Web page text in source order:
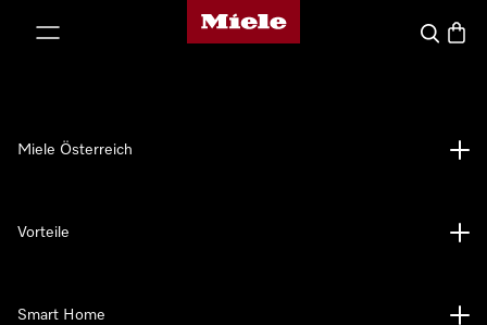
Miele-Homepage
Suche
Miele Österreich
Vorteile
Smart Home